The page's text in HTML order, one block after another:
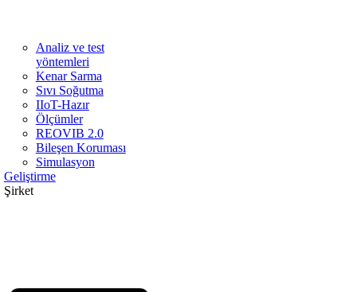
Analiz ve test
yöntemleri
Kenar Sarma
Sıvı Soğutma
IIoT-Hazır
Ölçümler
REOVIB 2.0
Bileşen Koruması
Simulasyon
Geliştirme
Şirket